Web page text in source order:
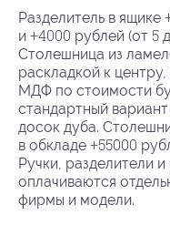
Разделитель в ящике
и +4000 рублей (от 5
Столешница из
раскладкой к
МДФ по стоимости
стандартный
досок дуба.
в обкладе +55000
Ручки, разделители
оплачиваются
фирмы и модели.